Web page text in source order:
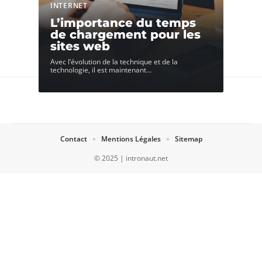
INTERNET
L’importance du temps
de chargement pour les
sites web
Avec l’évolution de la technique et de la
technologie, il est maintenant…
© 2025 | intronaut.net
Contact Mentions Légales Sitemap